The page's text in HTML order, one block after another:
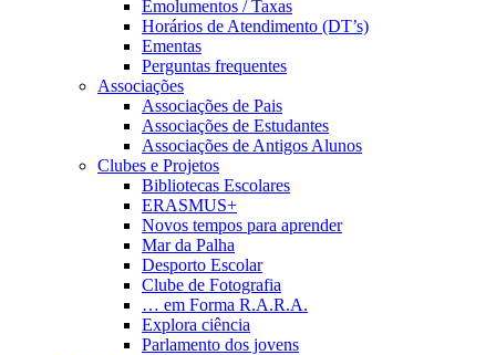
Emolumentos / Taxas
Horários de Atendimento (DT’s)
Ementas
Perguntas frequentes
Associações
Associações de Pais
Associações de Estudantes
Associações de Antigos Alunos
Clubes e Projetos
Bibliotecas Escolares
ERASMUS+
Novos tempos para aprender
Mar da Palha
Desporto Escolar
Clube de Fotografia
… em Forma R.A.R.A.
Explora ciência
Parlamento dos jovens